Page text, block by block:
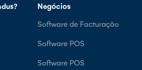
Negócios
Software de Facturação
Software POS
Software POS